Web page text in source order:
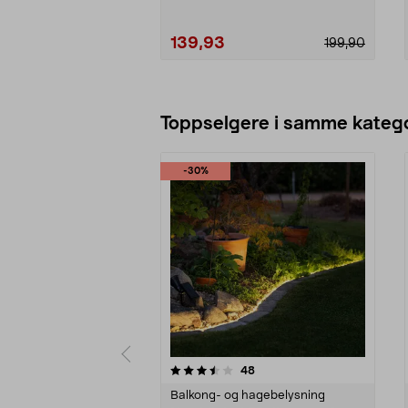
199,90
139,93
Toppselgere i samme
-30%
48anmeldelser
Balkong- og hagebelysning
4.5 av 5 stjerner